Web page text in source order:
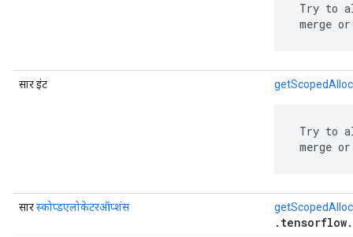
Try to
merge
सार इंट
Try to
merge
सारस्कोप्डएलोकेटरऑप्शंस